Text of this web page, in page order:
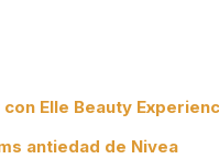
Elle Beauty
antiedad de Nivea